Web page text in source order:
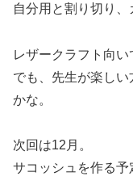
自分用と割り切り、
レザークラフト向い
でも、先生が楽し
かな。
次回は12月。
サコッシュを作る予